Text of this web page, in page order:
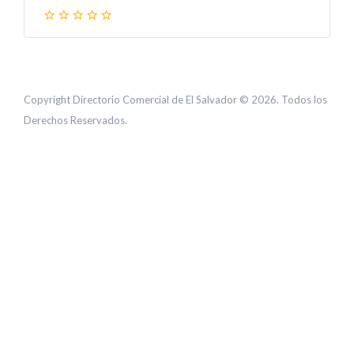
Copyright Directorio Comercial de El Salvador © 2026. Todos los
Derechos Reservados.